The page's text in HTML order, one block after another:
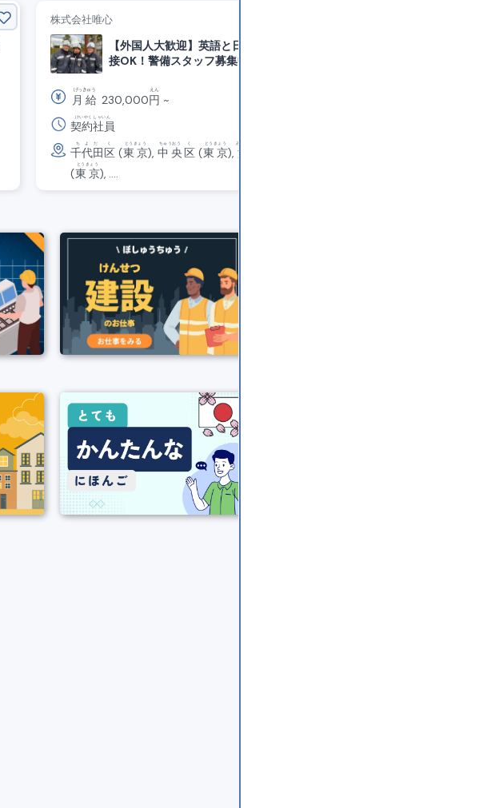
株式会社唯心
【外国人大歓迎】英語と日本語で面
接OK！警備スタッフ募集中！
月給
げっきゅう
230,000円
えん
~
契約社員
けいやくしゃいん
千代田
ちよだ
区
く
(東京
とうきょう
), 中央
ちゅうおう
区
く
(東京
とうきょう
), 港
みなと
(東京
とうきょう
), ....